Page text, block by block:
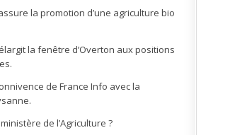
la promotion d’une agriculture bio
la fenêtre d’Overton aux positions
de France Info avec la
de l’Agriculture ?